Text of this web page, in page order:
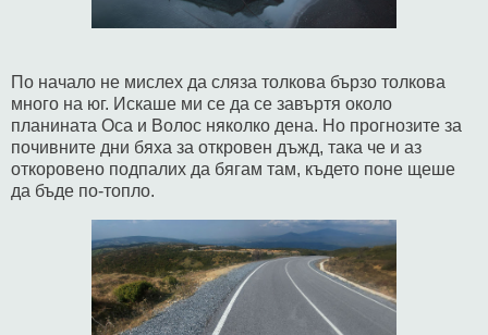
По начало не мислех да сляза толкова бързо толкова
много на юг. Искаше ми се да се завъртя около
планината Оса и Волос няколко дена. Но прогнозите за
почивните дни бяха за откровен дъжд, така че и аз
откоровено подпалих да бягам там, където поне щеше
да бъде по-топло.